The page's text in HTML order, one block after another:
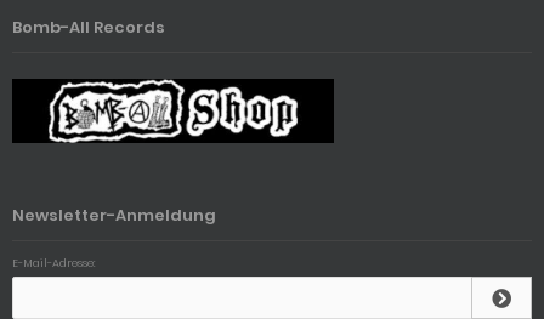
Bomb-All Records
Newsletter-Anmeldung
E-Mail-Adresse: